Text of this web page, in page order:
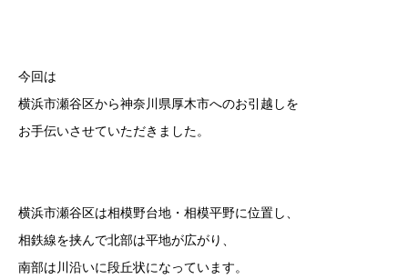
今回は
横浜市瀬谷区から神奈川県厚木市へのお引越しを
お手伝いさせていただきました。
横浜市瀬谷区は相模野台地・相模平野に位置し、
相鉄線を挟んで北部は平地が広がり、
南部は川沿いに段丘状になっています。